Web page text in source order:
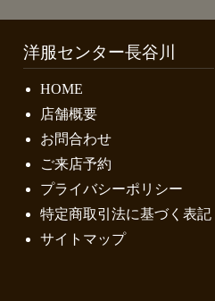
洋服センター長谷川
HOME
店舗概要
お問合わせ
ご来店予約
プライバシーポリシー
特定商取引法に基づく表記
サイトマップ